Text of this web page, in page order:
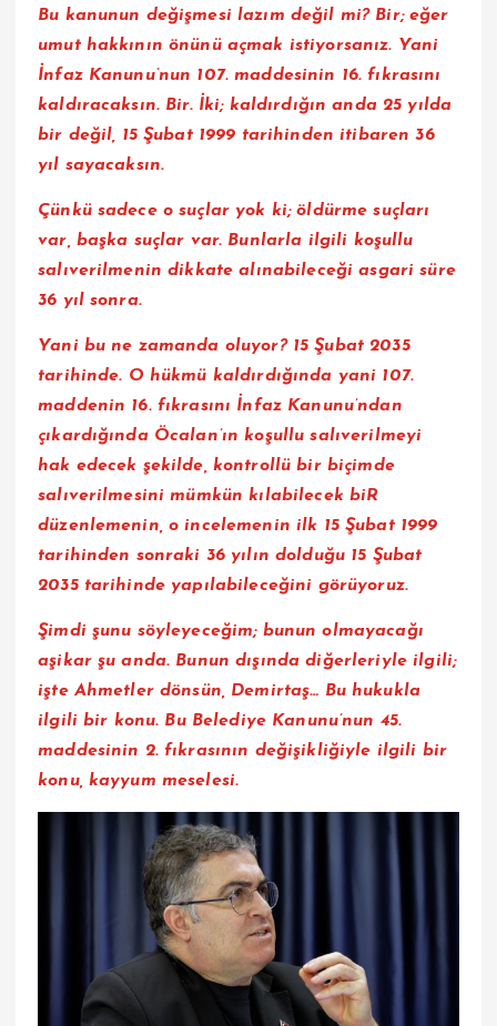
Bu kanunun değişmesi lazım değil mi? Bir; eğer
umut hakkının önünü açmak istiyorsanız. Yani
İnfaz Kanunu’nun 107. maddesinin 16. fıkrasını
kaldıracaksın. Bir. İki; kaldırdığın anda 25 yılda
bir değil, 15 Şubat 1999 tarihinden itibaren 36
yıl sayacaksın.
Çünkü sadece o suçlar yok ki; öldürme suçları
var, başka suçlar var. Bunlarla ilgili koşullu
salıverilmenin dikkate alınabileceği asgari süre
36 yıl sonra.
Yani bu ne zamanda oluyor? 15 Şubat 2035
tarihinde. O hükmü kaldırdığında yani 107.
maddenin 16. fıkrasını İnfaz Kanunu’ndan
çıkardığında Öcalan’ın koşullu salıverilmeyi
hak edecek şekilde, kontrollü bir biçimde
salıverilmesini mümkün kılabilecek biR
düzenlemenin, o incelemenin ilk 15 Şubat 1999
tarihinden sonraki 36 yılın dolduğu 15 Şubat
2035 tarihinde yapılabileceğini görüyoruz.
Şimdi şunu söyleyeceğim; bunun olmayacağı
aşikar şu anda. Bunun dışında diğerleriyle ilgili;
işte Ahmetler dönsün, Demirtaş… Bu hukukla
ilgili bir konu. Bu Belediye Kanunu’nun 45.
maddesinin 2. fıkrasının değişikliğiyle ilgili bir
konu, kayyum meselesi.